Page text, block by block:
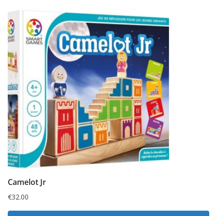
Camelot Jr
€32.00